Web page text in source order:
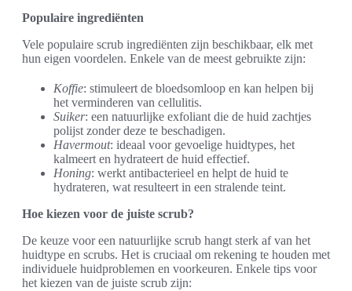
Populaire ingrediënten
Vele populaire scrub ingrediënten zijn beschikbaar, elk met
hun eigen voordelen. Enkele van de meest gebruikte zijn:
Koffie: stimuleert de bloedsomloop en kan helpen bij
het verminderen van cellulitis.
Suiker: een natuurlijke exfoliant die de huid zachtjes
polijst zonder deze te beschadigen.
Havermout: ideaal voor gevoelige huidtypes, het
kalmeert en hydrateert de huid effectief.
Honing: werkt antibacterieel en helpt de huid te
hydrateren, wat resulteert in een stralende teint.
Hoe kiezen voor de juiste scrub?
De keuze voor een natuurlijke scrub hangt sterk af van het
huidtype en scrubs. Het is cruciaal om rekening te houden met
individuele huidproblemen en voorkeuren. Enkele tips voor
het kiezen van de juiste scrub zijn: